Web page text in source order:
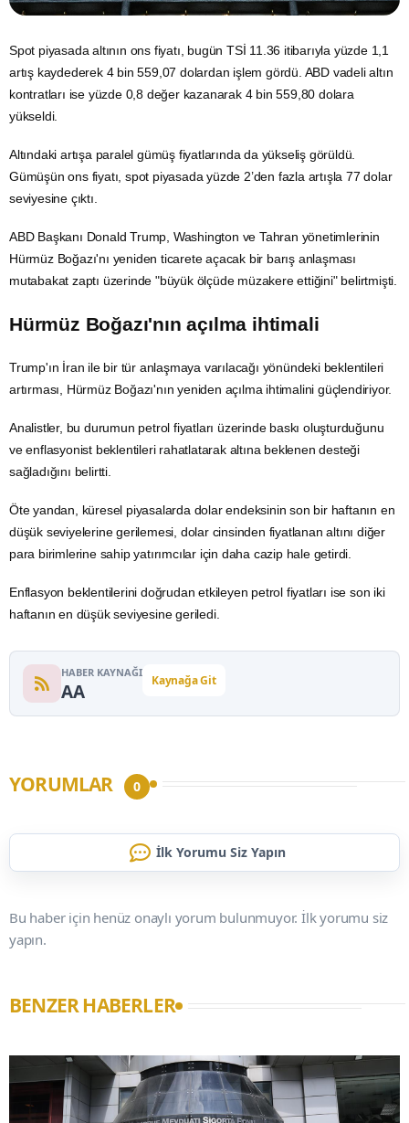
Spot piyasada altının ons fiyatı, bugün TSİ 11.36 itibarıyla yüzde 1,1
artış kaydederek 4 bin 559,07 dolardan işlem gördü. ABD vadelialtın
kontratları ise yüzde 0,8 değer kazanarak 4 bin 559,80 dolara
yükseldi.
Altındaki artışa paralelgümüş fiyatlarında da yükseliş görüldü.
Gümüşün ons fiyatı, spot piyasada yüzde 2’den fazla artışla 77dolar
seviyesine çıktı.
ABD Başkanı Donald Trump, Washington ve Tahran yönetimlerinin
Hürmüz Boğazı'nı yeniden ticarete açacak bir barış anlaşması
mutabakat zaptı üzerinde "büyük ölçüde müzakere ettiğini" belirtmişti.
Hürmüz Boğazı'nın açılma ihtimali
Trump'ın İran ile bir tür anlaşmaya varılacağı yönündeki beklentileri
artırması, Hürmüz Boğazı'nın yeniden açılma ihtimalini güçlendiriyor.
Analistler, bu durumun petrol fiyatları üzerinde baskı oluşturduğunu
ve enflasyonist beklentileri rahatlatarak altına beklenen desteği
sağladığını belirtti.
Öte yandan, küresel piyasalarda dolar endeksinin son bir haftanın en
düşük seviyelerine gerilemesi, dolar cinsinden fiyatlanan altını diğer
para birimlerine sahip yatırımcılar için daha cazip hale getirdi.
Enflasyon beklentilerini doğrudan etkileyen petrol fiyatları ise son iki
haftanın en düşük seviyesine geriledi.
HABER KAYNAĞI
AA Kaynağa Git
YORUMLAR 0
İlk Yorumu Siz Yapın
Bu haber için henüz onaylı yorum bulunmuyor. İlk yorumu siz
yapın.
BENZER HABERLER